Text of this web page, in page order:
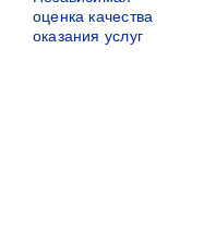
оценка качества
оказания услуг